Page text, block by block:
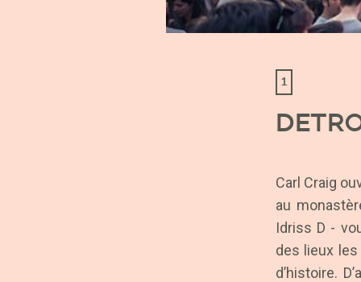
1
Carl Craig
au
Idriss D -
des lieux
d’histoire.